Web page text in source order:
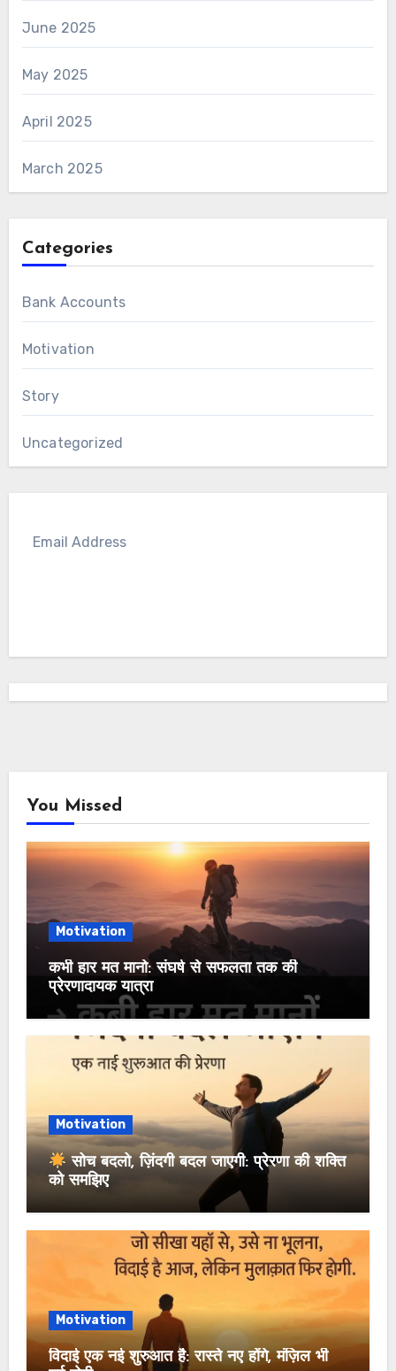
June 2025
May 2025
April 2025
March 2025
Categories
Bank Accounts
Motivation
Story
Uncategorized
You Missed
Motivation
कभी हार मत मानो: संघर्ष से सफलता तक की
प्रेरणादायक यात्रा
Motivation
सोच बदलो, ज़िंदगी बदल जाएगी: प्रेरणा की शक्ति
को समझिए
Motivation
विदाई एक नई शुरुआत है: रास्ते नए होंगे, मंज़िल भी